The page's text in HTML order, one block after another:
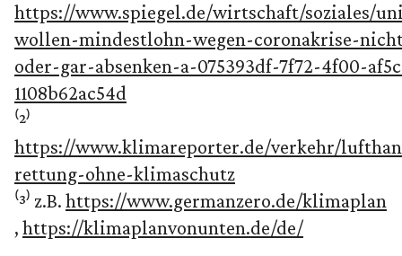
https://www.spiegel.de/wirtschaft/soziales/
wollen-mindestlohn-wegen-coronakrise-
oder-gar-absenken-a-075393df-7f72-4f00-
1108b62ac54d
⁽²⁾
https://www.klimareporter.de/verkehr/
rettung-ohne-klimaschutz
⁽³⁾ z.B. https://www.germanzero.de/klimaplan
, https://klimaplanvonunten.de/de/